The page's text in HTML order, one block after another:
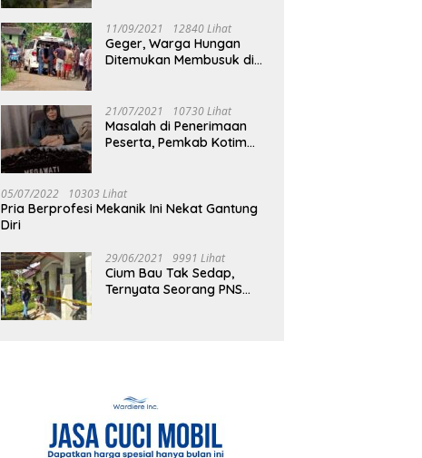
11/09/2021 12840 Lihat
Geger, Warga Hungan
Ditemukan Membusuk di
21/07/2021 10730 Lihat
Masalah di Penerimaan
Peserta, Pemkab Kotim
05/07/2022 10303 Lihat
Pria Berprofesi Mekanik Ini Nekat Gantung
Diri
29/06/2021 9991 Lihat
Cium Bau Tak Sedap,
Ternyata Seorang PNS